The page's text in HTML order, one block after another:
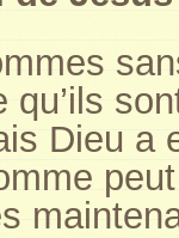
qu’ils
Dieu a